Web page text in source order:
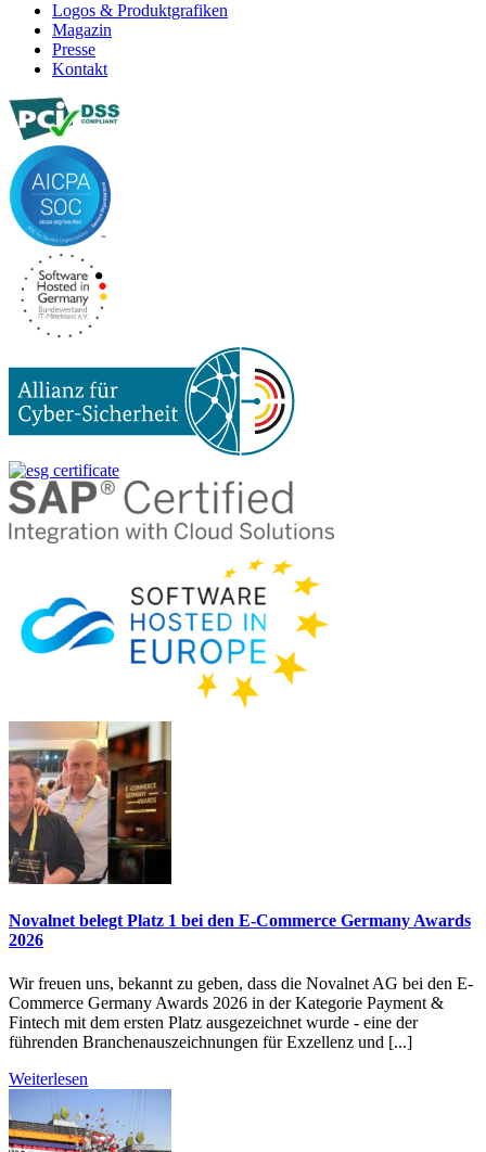
Logos & Produktgrafiken
Magazin
Presse
Kontakt
Novalnet belegt Platz 1 bei den E-Commerce Germany Awards
2026
Wir freuen uns, bekannt zu geben, dass die Novalnet AG bei den E-
Commerce Germany Awards 2026 in der Kategorie Payment &
Fintech mit dem ersten Platz ausgezeichnet wurde - eine der
führenden Branchenauszeichnungen für Exzellenz und [...]
Weiterlesen